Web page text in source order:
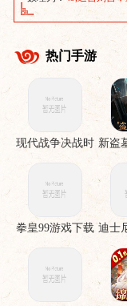
热门手游
现代战争决战时 新盗
拳皇99游戏下载 迪士